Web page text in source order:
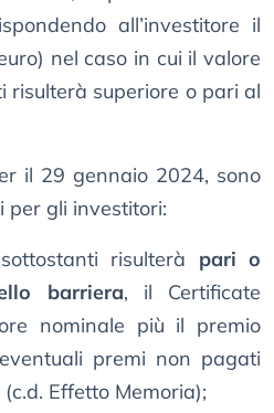
all’investitore il
nel caso in cui il valore
risulterà superiore o pari al
il 29 gennaio 2024, sono
per gli investitori:
risulterà pari o
barriera, il Certificate
nominale più il premio
premi non pagati
Effetto Memoria);